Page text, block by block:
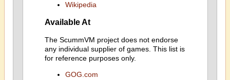
Wikipedia
Available At
The ScummVM project does not endorse
any individual supplier of games. This list is
for reference purposes only.
GOG.com